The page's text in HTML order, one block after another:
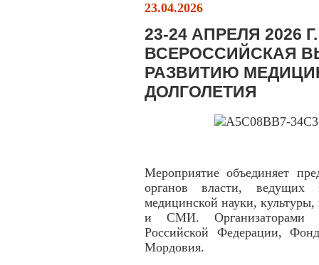
23.04.2026
23-24 АПРЕЛЯ 2026
ВСЕРОССИЙСКАЯ
РАЗВИТИЮ
ДОЛГОЛЕТИЯ
Мероприятие объединяет
органов власти, ведущих
медицинской науки,
и СМИ. Организаторами
Российской Федерации,
Мордовия.